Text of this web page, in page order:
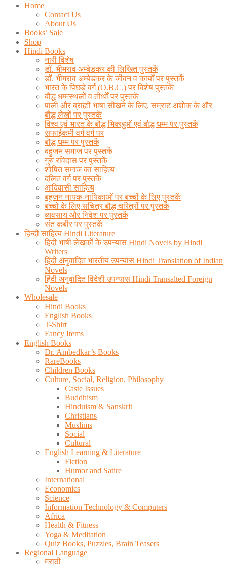
Home
Contact Us
About Us
Books’ Sale
Shop
Hindi Books
नारी विशेष
डॉ. भीमराव अम्बेडकर की लिखित पुस्तकें
डॉ. भीमराव अम्बेडकर के जीवन व कार्यों पर पुस्तकें
भारत के पिछड़े वर्ग (O.B.C.) पर विशेष पुस्तकें
बौद्ध धम्मस्थलों व तीर्थों पर पुस्तकें
पाली और ब्राह्मी भाषा सीखने के लिए, सम्राट अशोक के और
बौद्ध लेखों पर पुस्तकें
विश्व एवं भारत के बौद्ध भिक्खुओं एवं बौद्ध धम्म पर पुस्तकें
सफाईकर्मी वर्ग वर्ग पर
बौद्ध धम्म पर पुस्तकें
बहुजन समाज पर पुस्तकें
गुरु रविदास पर पुस्तकें
शोषित समाज का साहित्य
दलित वर्ग पर पुस्तकें
आदिवासी साहित्य
बहुजन नायक-नायिकाओं पर बच्चों के लिए पुस्तकें
बच्चो के लिए सचित्र बौद्ध चरित्रों पर पुस्तकें
व्यवसाय और निवेश पर पुस्तकें
संत कबीर पर पुस्तकें
हिन्दी साहित्य Hindi Literature
हिंदी भाषी लेखकों के उपन्यास Hindi Novels by Hindi
Writers
हिंदी अनुवादित भारतीय उपन्यास Hindi Translation of Indian
Novels
हिंदी अनुवादित विदेशी उपन्यास Hindi Transalted Foreign
Novels
Wholesale
Hindi Books
English Books
T-Shirt
Fancy Items
English Books
Dr. Ambedkar’s Books
RareBooks
Children Books
Culture, Social, Religion, Philosophy
Caste Issues
Buddhism
Hinduism & Sanskrit
Christians
Muslims
Social
Cultural
English Learning & Literature
Fiction
Humor and Satire
International
Economics
Science
Information Technology & Computers
Africa
Health & Fitness
Yoga & Meditation
Quiz Books, Puzzles, Brain Teasers
Regional Language
मराठी